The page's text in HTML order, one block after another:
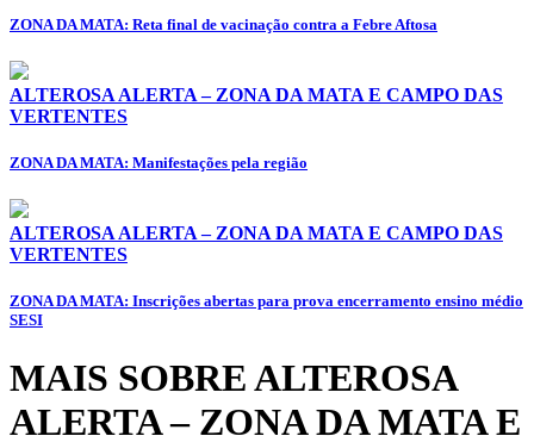
ZONA DA MATA: Reta final de vacinação contra a Febre Aftosa
ALTEROSA ALERTA – ZONA DA MATA E CAMPO DAS
VERTENTES
ZONA DA MATA: Manifestações pela região
ALTEROSA ALERTA – ZONA DA MATA E CAMPO DAS
VERTENTES
ZONA DA MATA: Inscrições abertas para prova encerramento ensino médio
SESI
MAIS SOBRE ALTEROSA
ALERTA – ZONA DA MATA E